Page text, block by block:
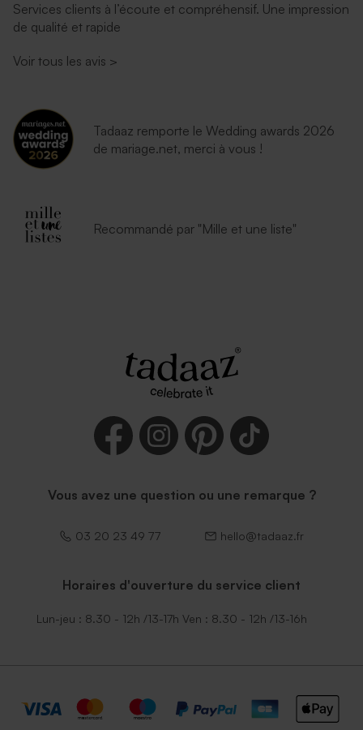
Enveloppe voeux longue
rouille
Services clients à l’écoute et compréhensif. Une impression
de qualité et rapide
Voir tous les avis >
Tadaaz remporte le Wedding awards 2026
de mariage.net, merci à vous !
Recommandé par "Mille et une liste"
Vous avez une question ou une remarque ?
03 20 23 49 77 hello@tadaaz.fr
Horaires d'ouverture du service client
Lun-jeu : 8.30 - 12h /13-17h Ven : 8.30 - 12h /13-16h